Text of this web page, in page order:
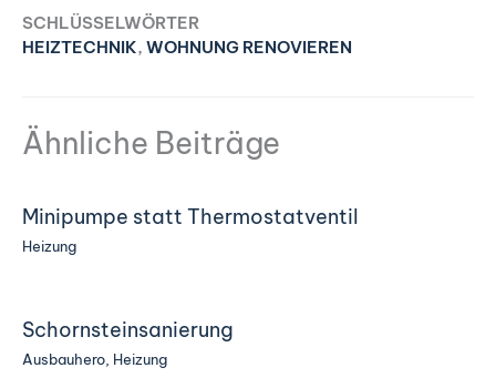
SCHLÜSSELWÖRTER
HEIZTECHNIK, WOHNUNG RENOVIEREN
Ähnliche Beiträge
Minipumpe statt Thermostatventil
Heizung
Schornsteinsanierung
Ausbauhero Heizung